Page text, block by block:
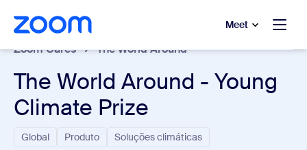
principal
chat de ajuda Meet
Zoom Cares The World Around
The World Around - Young
Climate Prize
Global Produto Soluções climáticas